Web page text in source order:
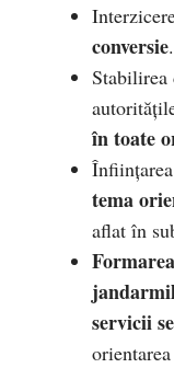
conversie.
Stabilirea
în toate
tema
aflat în
servicii